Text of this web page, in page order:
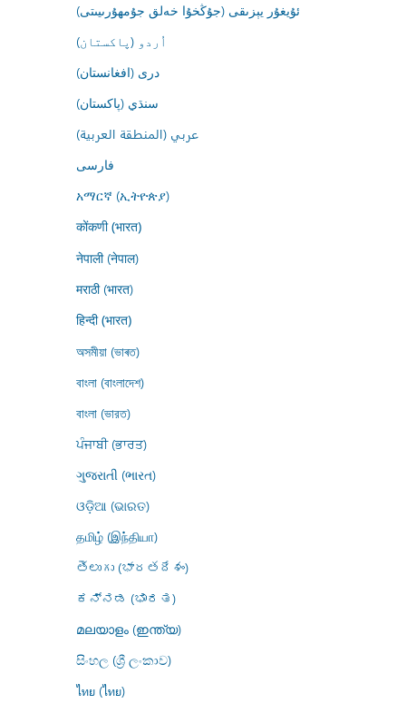
ئۇيغۇر يېزىقى (جۇڭخۇا خەلق جۇمھۇرىيىتى)
اُردو (پاکستان)
درى (افغانستان)
سنڌي (پاکستان)
عربي (المنطقة العربية)
فارسى
አማርኛ (ኢትዮጵያ)
कोंकणी (भारत)
नेपाली (नेपाल)
मराठी (भारत)
हिन्दी (भारत)
অসমীয়া (ভাৰত)
বাংলা (বাংলাদেশ)
বাংলা (ভারত)
ਪੰਜਾਬੀ (ਭਾਰਤ)
ગુજરાતી (ભારત)
ଓଡ଼ିଆ (ଭାରତ)
தமிழ் (இந்தியா)
తెలుగు (భారతదేశం)
ಕನ್ನಡ (ಭಾರತ)
മലയാളം (ഇന്ത്യ)
සිංහල (ශ්‍රී ලංකාව)
ไทย (ไทย)